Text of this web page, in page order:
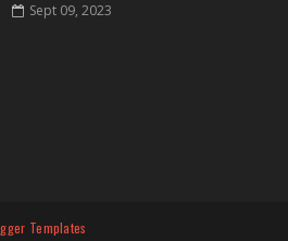
Sept 09, 2023
Templates